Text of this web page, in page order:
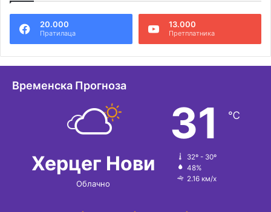
20.000
Пратилаца
13.000
Претплатника
Временска Прогноза
Херцег Нови
Облачно
31 ℃
32º - 30º
48%
2.16 км/х